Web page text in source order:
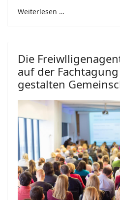
Weiterlesen …
Die
auf der
gestalten